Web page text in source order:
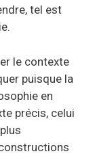
tel est
le contexte
puisque la
en
précis, celui